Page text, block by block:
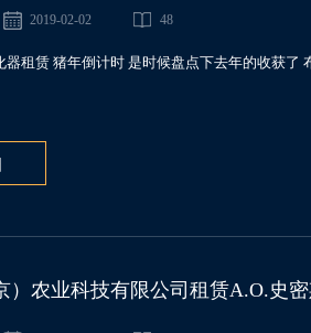
2019-02-02 48
器租赁 猪年倒计时 是时候盘点下去年的收获了
）农业科技有限公司租赁A.O.史